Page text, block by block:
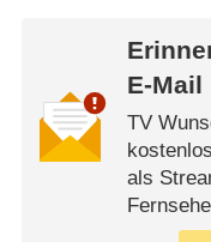
E-Mail
TV
als